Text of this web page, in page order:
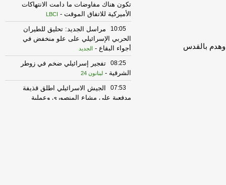
وهدم بالقدس
تكون هناك مفاوضات ما دامت الانتهاكات
الأميركية للاتفاق الموقت -
LBCI
10:05
مراسل الجديد: تحليق للطيران
الحربي الإسرائيلي على علو منخفض في
أجواء البقاع - الجديد
08:25
تفجير إسرائيلي ضخم في زوطر
الشرقية - لبنانون 24
07:53
الجيش الاسرائيلي اطلق قذيفة
مدفعية على مشاع المنصوري وعملية